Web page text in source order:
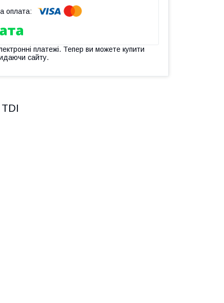
платежі. Тепер ви можете купити
сайту.
TDI